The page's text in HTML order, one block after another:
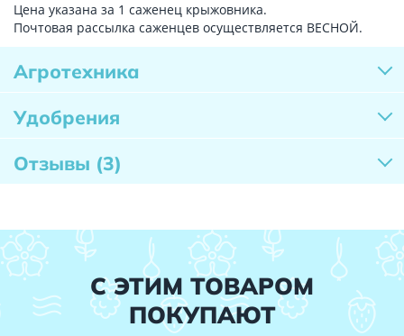
Цена указана за 1 саженец крыжовника.
Почтовая рассылка саженцев осуществляется ВЕСНОЙ.
Агротехника
Удобрения
Отзывы (3)
С ЭТИМ ТОВАРОМ
ПОКУПАЮТ